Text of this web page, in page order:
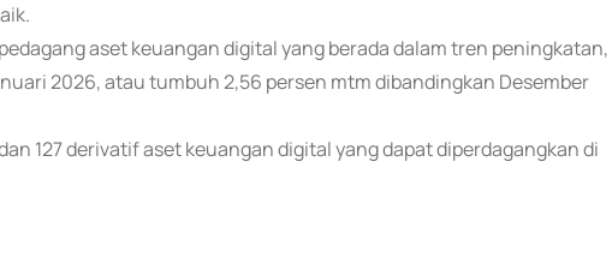
aset keuangan digital yang berada dalam tren peningkatan,
2026, atau tumbuh 2,56 persen mtm dibandingkan Desember
127 derivatif aset keuangan digital yang dapat diperdagangkan di